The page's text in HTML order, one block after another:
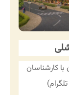
با کارشناسان